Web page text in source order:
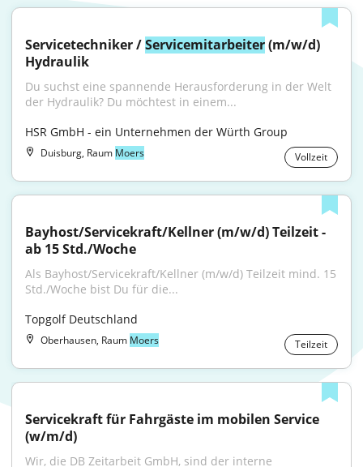
Servicetechniker / Servicemitarbeiter (m/w/d)
Hydraulik
Du suchst eine spannende Herausforderung in der Welt
der Hydraulik? Du möchtest in einem...
HSR GmbH - ein Unternehmen der Würth Group
Duisburg, Raum Moers Vollzeit
Bayhost/Servicekraft/Kellner (m/w/d) Teilzeit -
ab 15 Std./Woche
Als Bayhost/Servicekraft/Kellner (m/w/d) Teilzeit mind. 15
Std./Woche bist Du für die...
Topgolf Deutschland
Oberhausen, Raum Moers Teilzeit
Servicekraft für Fahrgäste im mobilen Service
(w/m/d)
Wir, die DB Zeitarbeit GmbH, sind der interne